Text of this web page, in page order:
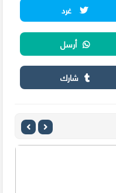
غرد
أرسل
شارك